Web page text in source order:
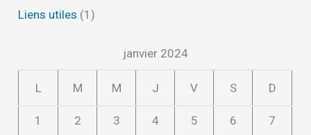
Liens utiles (1)
janvier 2024
L M M J V S D
1 2 3 4 5 6 7